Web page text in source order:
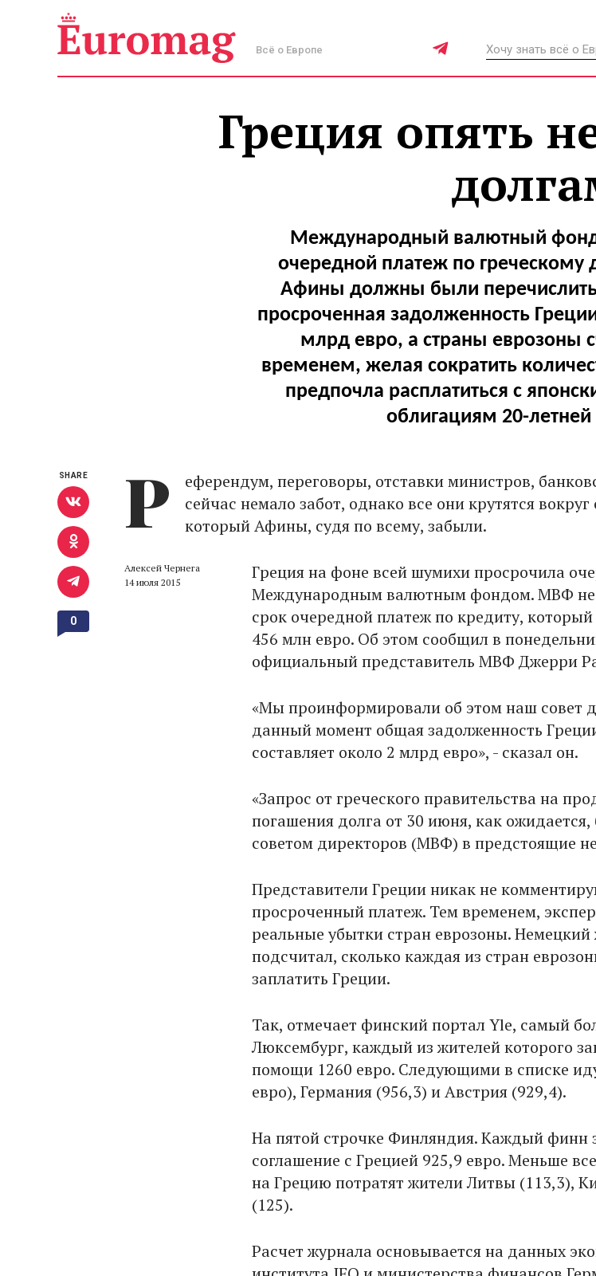
Всё о Европе
Греция опять
Международный валютный
очередной платеж по греческому
Афины должны были
просроченная задолженность
млрд евро, а страны еврозоны
временем, желая сократить
предпочла расплатиться с
облигациям 20-летней
Р
еферендум, переговоры, отставки министров,
сейчас немало забот, однако все они крутятся
который Афины, судя по всему, забыли.
Алексей Чернега
14 июля 2015
Греция на фоне всей шумихи просрочила
Международным валютным фондом. МВФ не
срок очередной платеж по кредиту,
456 млн евро. Об этом сообщил в
официальный представитель МВФ Джерри
«Мы проинформировали об этом наш совет
данный момент общая задолженность
составляет около 2 млрд евро», - сказал он.
«Запрос от греческого правительства на
погашения долга от 30 июня, как ожидается,
советом директоров (МВФ) в предстоящие
Представители Греции никак не
просроченный платеж. Тем временем,
реальные убытки стран еврозоны. Немецкий
подсчитал, сколько каждая из стран
заплатить Греции.
Так, отмечает финский портал Yle, самый
Люксембург, каждый из жителей которого
помощи 1260 евро. Следующими в списке
евро), Германия (956,3) и Австрия (929,4).
На пятой строчке Финляндия. Каждый финн
соглашение с Грецией 925,9 евро. Меньше
на Грецию потратят жители Литвы (113,3),
(125).
Расчет журнала основывается на данных
SHARE
0